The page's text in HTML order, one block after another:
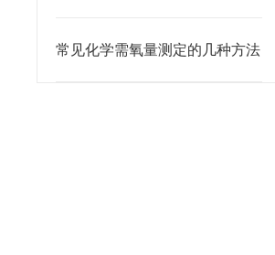
常见化学需氧量测定的几种方法